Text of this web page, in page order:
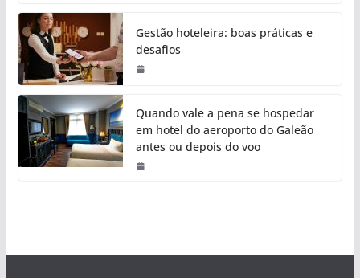
Gestão hoteleira: boas práticas e
desafios
Quando vale a pena se hospedar
em hotel do aeroporto do Galeão
antes ou depois do voo